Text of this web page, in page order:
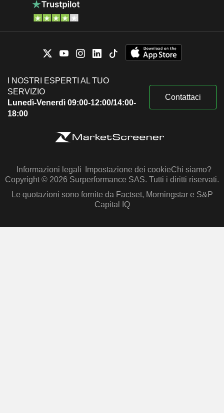
I NOSTRI ESPERTI AL TUO
SERVIZIO
Lunedì-Venerdì 09:00-12:00/14:00-
18:00
Contattaci
Informazioni legali Impostazione dei cookieChi siamo?
Copyright © 2026 Surperformance SAS. Tutti i diritti riservati.
Le quotazioni sono fornite da Factset, Morningstar e S&P
Capital IQ